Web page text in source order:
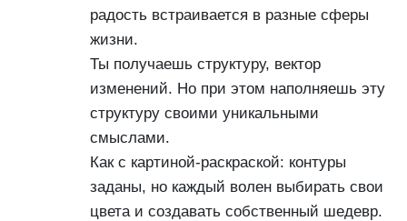
радость встраивается в разные сферы
жизни.
Ты получаешь структуру, вектор
изменений. Но при этом наполняешь эту
структуру своими уникальными
смыслами.
Как с картиной-раскраской: контуры
заданы, но каждый волен выбирать свои
цвета и создавать собственный шедевр.